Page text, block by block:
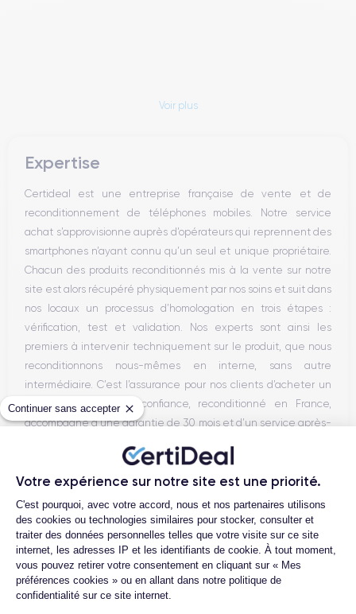
Continuer sans accepter
Votre expérience sur notre site est une priorité.
Plateforme de Gestion du
C'est pourquoi, avec votre accord, nous et nos partenaires utilisons
des cookies ou technologies similaires pour stocker, consulter et
traiter des données personnelles telles que votre visite sur ce site
internet, les adresses IP et les identifiants de cookie. À tout moment,
vous pouvez retirer votre consentement en cliquant sur « Mes
préférences cookies » ou en allant dans notre politique de
confidentialité sur ce site internet.
Voir plus
Expertise
Certideal est une entreprise française de vente et de
reconditionnement de téléphones mobiles. Notre service
achat s’approvisionne auprès d’opérateurs qui reprennent des
smartphones n’ayant connu qu’un seul et unique propriétaire.
Chacun des produits reconditionnés mis à la vente sur notre
site est alors récupéré physiquement par nos soins et suit dans
nos locaux un processus d’homologation en trois étapes :
vérification, test et validation. Nos experts sont ainsi les
premiers à intervenir techniquement sur le produit, que nous
reconditionnons nous-mêmes en interne, sans autre
intermédiaire. C’est l’assurance pour nos clients d’acheter un
téléphone en toute confiance, reconditionné en France,
accompagné d’une garantie de 30 mois et d’un service après-
Parcours d'un Smartphone